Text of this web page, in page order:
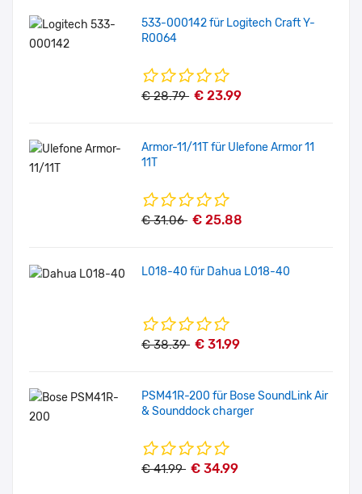
533-000142 für Logitech Craft Y-
R0064
€ 28.79 € 23.99
Armor-11/11T für Ulefone Armor 11
11T
€ 31.06 € 25.88
L018-40 für Dahua L018-40
€ 38.39 € 31.99
PSM41R-200 für Bose SoundLink Air
& Sounddock charger
€ 41.99 € 34.99